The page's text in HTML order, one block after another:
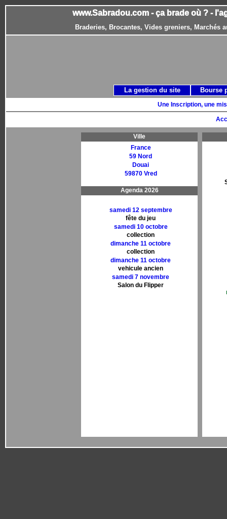
www.Sabradou.com - ça brade où ? -
Braderies, Brocantes, Vides greniers, Marchés
Une Inscription, une
Ville
France
59 Nord
Douai
59870 Vred
Agenda 2026
samedi 12 septembre
fête du jeu
samedi 10 octobre
collection
dimanche 11 octobre
collection
dimanche 11 octobre
vehicule ancien
samedi 7 novembre
Salon du Flipper
La gestion du site Bourse